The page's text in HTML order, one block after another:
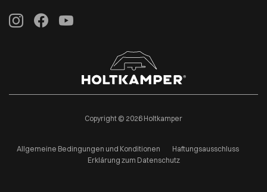
Copyright © 2026 Holtkamper
Allgemeine Bedingungen und Konditionen
Haftungsausschluss
Erklärung zum Datenschutz